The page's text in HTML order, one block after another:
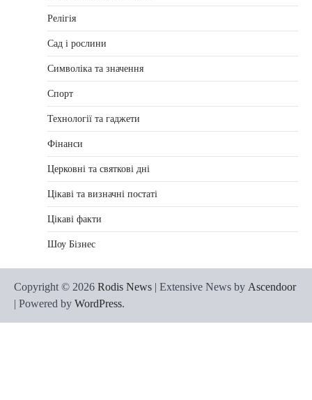
Релігія
Сад і рослини
Символіка та значення
Спорт
Технології та гаджети
Фінанси
Церковні та святкові дні
Цікаві та визначні постаті
Цікаві факти
Шоу Бізнес
Copyright © 2026 Rodis News | Extensive News by Ascendoor
| Powered by WordPress.